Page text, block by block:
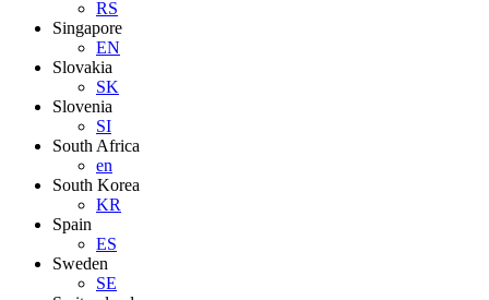
RS
Singapore
EN
Slovakia
SK
Slovenia
SI
South Africa
en
South Korea
KR
Spain
ES
Sweden
SE